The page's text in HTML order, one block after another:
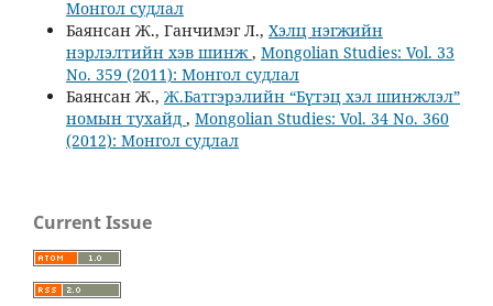
Монгол судлал
Баянсан Ж., Ганчимэг Л., Хэлц нэгжийн
нэрлэлтийн хэв шинж , Mongolian Studies: Vol. 33
No. 359 (2011): Монгол судлал
Баянсан Ж., Ж.Батгэрэлийн “Бүтэц хэл шинжлэл”
номын тухайд , Mongolian Studies: Vol. 34 No. 360
(2012): Монгол судлал
Current Issue